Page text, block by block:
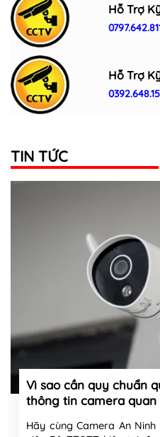
Hỗ Trợ
Hỗ Trợ
TIN TỨC
Vì sao cần quy chuẩn
thông tin camera quan
Hãy cùng Camera An